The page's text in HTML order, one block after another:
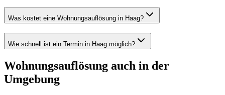
Was kostet eine Wohnungsauflösung in Haag?
Wie schnell ist ein Termin in Haag möglich?
Wohnungsauflösung auch in der
Umgebung